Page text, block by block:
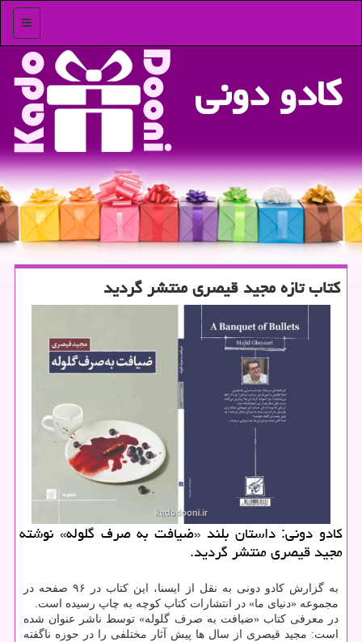
منو
كادو دونی
كتاب تازه مجید قیصری منتشر گردید
کادو دونی: داستان بلند «ضیافت به صرف گلوله» نوشته
مجید قیصری منتشر گردید.
به گزارش کادو دونی به نقل از ایسنا، این کتاب در ۹۶ صفحه در
مجموعه «دنیای ما» در انتشارات کتاب کوچه به چاپ رسیده است.
در معرفی کتاب «ضیافت به صرف گلوله» توسط ناشر عنوان شده
است: مجید قیصری از سال ها پیش آثار مختلفی را در حوزه ناگفته